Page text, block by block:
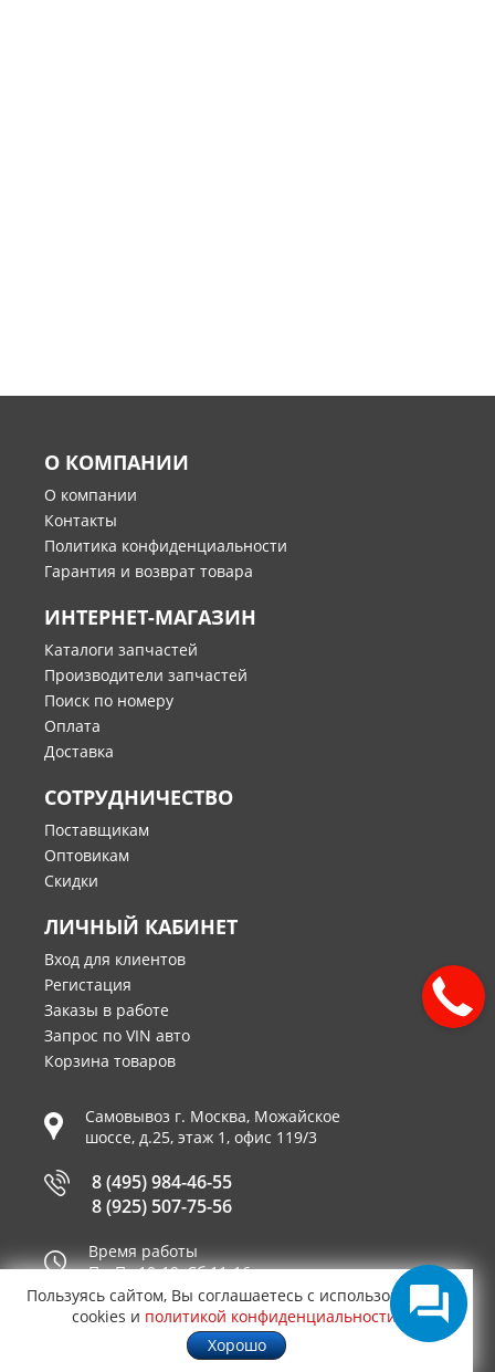
О КОМПАНИИ
О компании
Контакты
Политика конфиденциальности
Гарантия и возврат товара
ИНТЕРНЕТ-МАГАЗИН
Каталоги запчастей
Производители запчастей
Поиск по номеру
Оплата
Доставка
СОТРУДНИЧЕСТВО
Поставщикам
Оптовикам
Скидки
ЛИЧНЫЙ КАБИНЕТ
Вход для клиентов
Регистация
Заказы в работе
Запрос по VIN авто
Корзина товаров
Самовывоз г. Москва, Можайское
шоссе, д.25, этаж 1, офис 119/3
8 (495) 984-46-55
8 (925) 507-75-56
Время работы
Пн-Пт 10-19, Сб 11-16
Принимаем к оплате
Пользуясь сайтом, Вы соглашаетесь с использованием
cookies и политикой конфиденциальности
Хорошо